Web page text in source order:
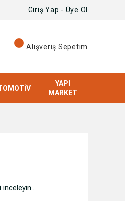
Giriş Yap - Üye Ol
Alışveriş Sepetim
YAPI
MARKET
inceleyin...